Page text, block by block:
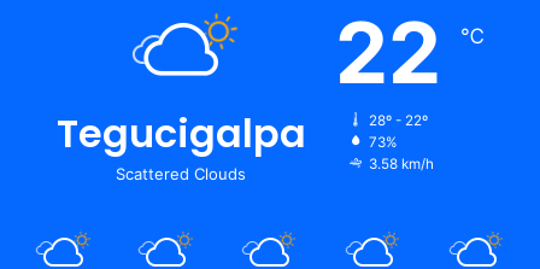
Tegucigalpa
Scattered Clouds
22 ℃
28º - 22º
73%
3.58 km/h